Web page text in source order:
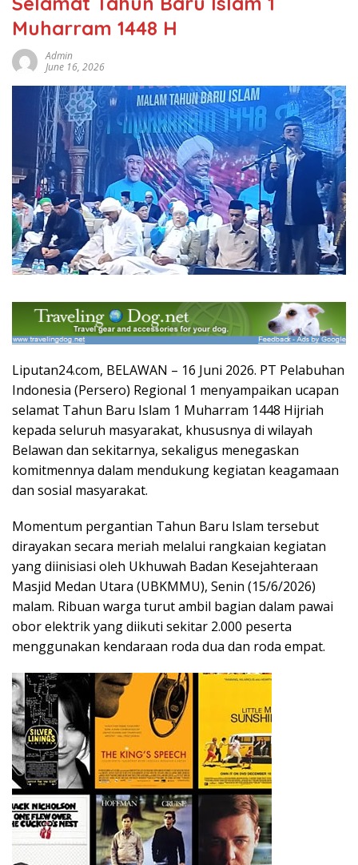
Muharram 1448 H
Admin
June 16, 2026
Liputan24.com, BELAWAN – 16 Juni 2026. PT Pelabuhan
Indonesia (Persero) Regional 1 menyampaikan ucapan
selamat Tahun Baru Islam 1 Muharram 1448 Hijriah
kepada seluruh masyarakat, khususnya di wilayah
Belawan dan sekitarnya, sekaligus menegaskan
komitmennya dalam mendukung kegiatan keagamaan
dan sosial masyarakat.
Momentum pergantian Tahun Baru Islam tersebut
dirayakan secara meriah melalui rangkaian kegiatan
yang diinisiasi oleh Ukhuwah Badan Kesejahteraan
Masjid Medan Utara (UBKMMU), Senin (15/6/2026)
malam. Ribuan warga turut ambil bagian dalam pawai
obor elektrik yang diikuti sekitar 2.000 peserta
menggunakan kendaraan roda dua dan roda empat.